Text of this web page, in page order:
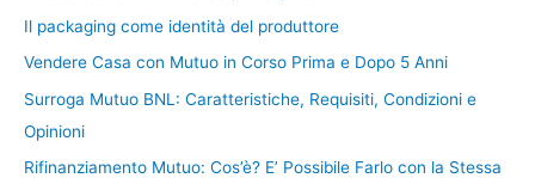
Il packaging come identità del produttore
Vendere Casa con Mutuo in Corso Prima e Dopo 5 Anni
Surroga Mutuo BNL: Caratteristiche, Requisiti, Condizioni e
Opinioni
Rifinanziamento Mutuo: Cos’è? E’ Possibile Farlo con la Stessa